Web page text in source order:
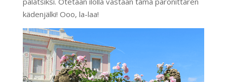
kädenjälki! Ooo, la-laa!